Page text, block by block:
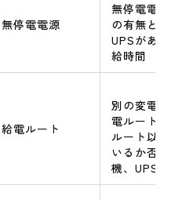
無停電電源
無停電電
の有無と、
UPSがあ
給時間
給電ルート
別の変電
電ルート
ルート以
いるか否
機、UPS